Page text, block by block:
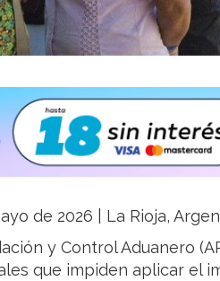
de 2026 | La Rioja,
y Control Aduanero
que impiden aplicar el